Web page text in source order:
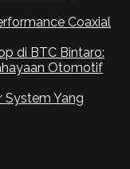
Coaxial
di BTC Bintaro:
Otomotif
System Yang